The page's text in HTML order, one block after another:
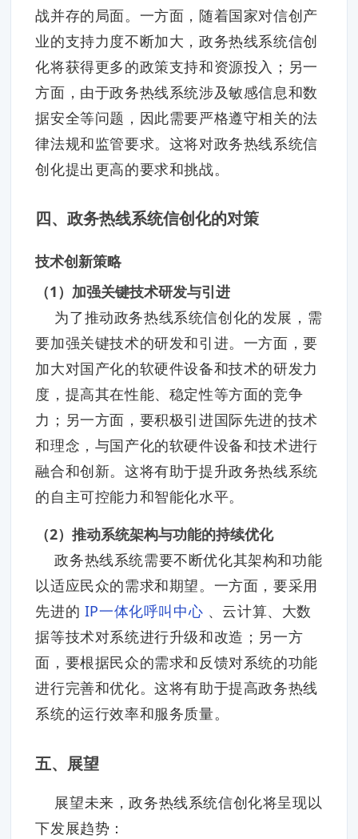
战并存的局面。一方面，随着国家对信创产
业的支持力度不断加大，政务热线系统信创
化将获得更多的政策支持和资源投入；另一
方面，由于政务热线系统涉及敏感信息和数
据安全等问题，因此需要严格遵守相关的法
律法规和监管要求。这将对政务热线系统信
创化提出更高的要求和挑战。
四、政务热线系统信创化的对策
技术创新策略
（1）加强关键技术研发与引进
为了推动政务热线系统信创化的发展，需
要加强关键技术的研发和引进。一方面，要
加大对国产化的软硬件设备和技术的研发力
度，提高其在性能、稳定性等方面的竞争
力；另一方面，要积极引进国际先进的技术
和理念，与国产化的软硬件设备和技术进行
融合和创新。这将有助于提升政务热线系统
的自主可控能力和智能化水平。
（2）推动系统架构与功能的持续优化
政务热线系统需要不断优化其架构和功能
以适应民众的需求和期望。一方面，要采用
先进的 IP一体化呼叫中心 、云计算、大数
据等技术对系统进行升级和改造；另一方
面，要根据民众的需求和反馈对系统的功能
进行完善和优化。这将有助于提高政务热线
系统的运行效率和服务质量。
五、展望
展望未来，政务热线系统信创化将呈现以
下发展趋势：